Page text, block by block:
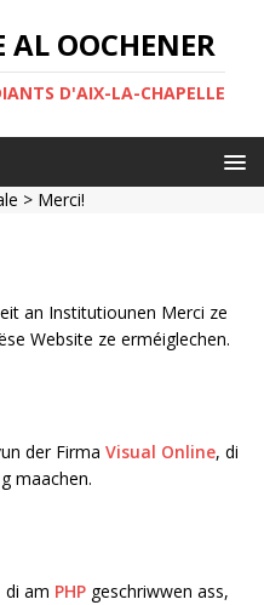
OOCHENER
D'AIX-LA-CHAPELLE
> Merci!
an Institutiounen Merci ze
Website ze erméiglechen.
der Firma Visual Online, di
maachen.
di am PHP geschriwwen ass,